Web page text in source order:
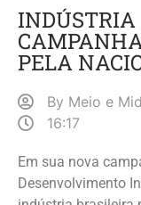
INDÚSTRIA
PELA
By Meio e
16:17
Em sua nova
Desenvolvimento